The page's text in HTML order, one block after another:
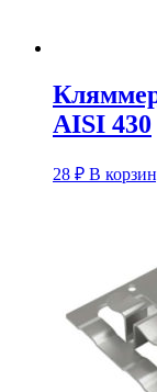
AISI 430
28 ₽ В